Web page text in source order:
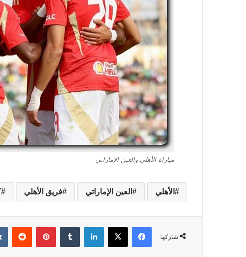
مباراة الأهلي والعين الإماراتي
الأهلي العين الإماراتي فريق الأهلي
شاركها
فيسبوك ‫X لينكدإن بينتيريست